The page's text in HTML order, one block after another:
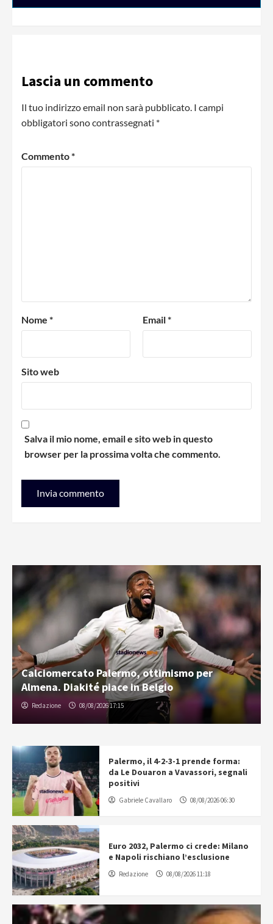
Lascia un commento
Il tuo indirizzo email non sarà pubblicato. I campi
obbligatori sono contrassegnati *
Commento*
Nome * Email*
Sito web
Salva il mio nome, email e sito web in questo
browser per la prossima volta che commento.
Calciomercato Palermo, ottimismo per
Almena. Diakité piace in Belgio
Redazione 08/08/2026 17:15
Palermo, il 4-2-3-1 prende forma:
da Le Douaron a Vavassori, segnali
positivi
Gabriele Cavallaro 08/08/2026 06:30
Euro 2032, Palermo ci crede: Milano
e Napoli rischiano l’esclusione
Redazione 08/08/2026 11:18